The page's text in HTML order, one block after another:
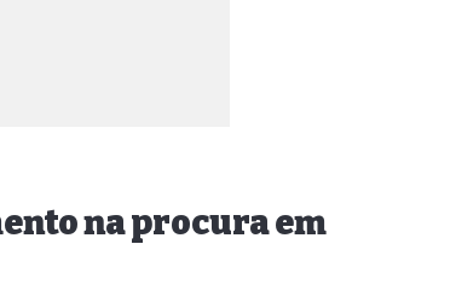
na procura em